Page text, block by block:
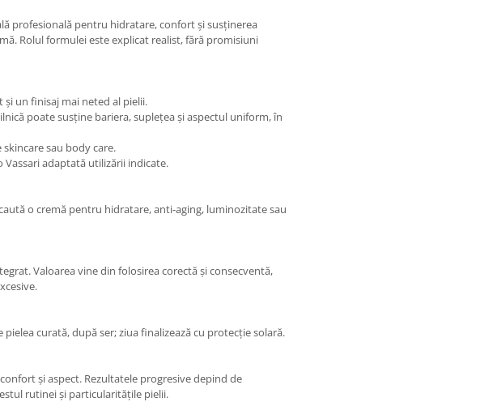
profesională pentru hidratare, confort și susținerea
Rolul formulei este explicat realist, fără promisiuni
și un finisaj mai neted al pielii.
poate susține bariera, suplețea și aspectul uniform, în
sau body care.
Vassari adaptată utilizării indicate.
o cremă pentru hidratare, anti-aging, luminozitate sau
Valoarea vine din folosirea corectă și consecventă,
curată, după ser; ziua finalizează cu protecție solară.
și aspect. Rezultatele progresive depind de
rutinei și particularitățile pielii.